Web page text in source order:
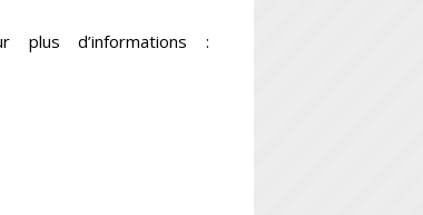
plus d’informations :